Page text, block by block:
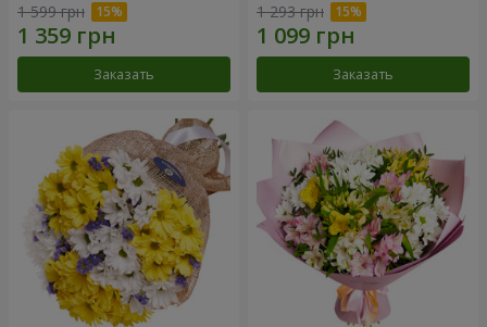
1 599 грн
Заказать
1 293 грн
Заказать